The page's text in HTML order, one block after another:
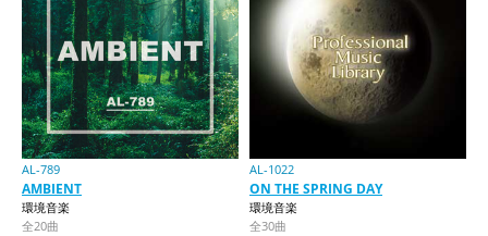
AL-789
AMBIENT
環境音楽
全20曲
AL-1022
ON THE SPRING DAY
環境音楽
全30曲